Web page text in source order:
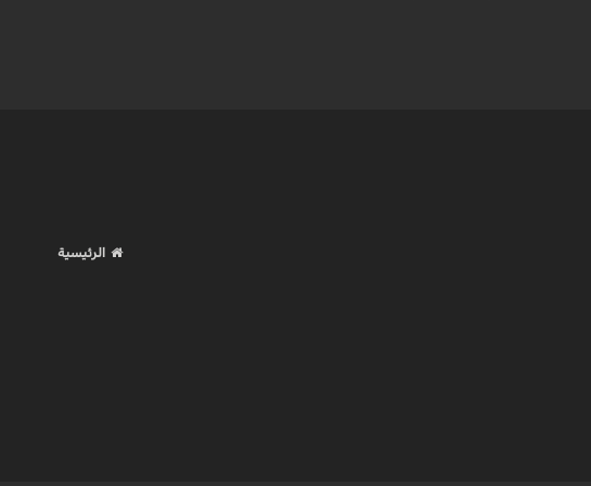
الرئيسية